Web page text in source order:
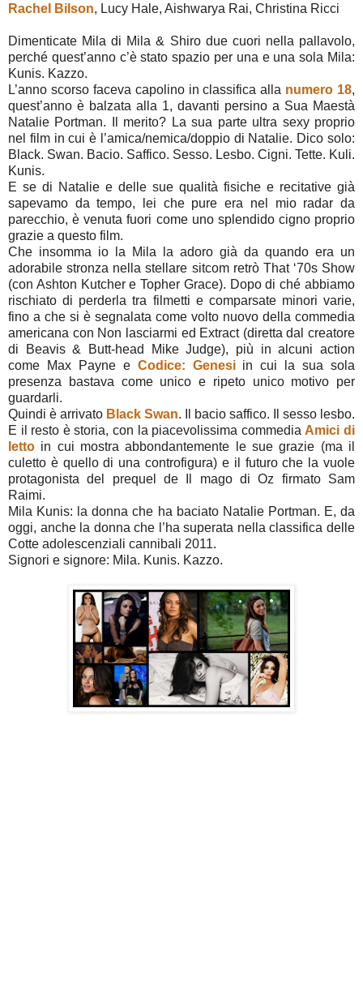
Rachel Bilson, Lucy Hale, Aishwarya Rai, Christina Ricci
Dimenticate Mila di Mila & Shiro due cuori nella pallavolo,
perché quest’anno c’è stato spazio per una e una sola Mila:
Kunis. Kazzo.
L’anno scorso faceva capolino in classifica alla numero 18,
quest’anno è balzata alla 1, davanti persino a Sua Maestà
Natalie Portman. Il merito? La sua parte ultra sexy proprio
nel film in cui è l’amica/nemica/doppio di Natalie. Dico solo:
Black. Swan. Bacio. Saffico. Sesso. Lesbo. Cigni. Tette. Kuli.
Kunis.
E se di Natalie e delle sue qualità fisiche e recitative già
sapevamo da tempo, lei che pure era nel mio radar da
parecchio, è venuta fuori come uno splendido cigno proprio
grazie a questo film.
Che insomma io la Mila la adoro già da quando era un
adorabile stronza nella stellare sitcom retrò That ‘70s Show
(con Ashton Kutcher e Topher Grace). Dopo di ché abbiamo
rischiato di perderla tra filmetti e comparsate minori varie,
fino a che si è segnalata come volto nuovo della commedia
americana con Non lasciarmi ed Extract (diretta dal creatore
di Beavis & Butt-head Mike Judge), più in alcuni action
come Max Payne e Codice: Genesiin cui la sua sola
presenza bastava come unico e ripeto unico motivo per
guardarli.
Quindi è arrivato Black Swan. Il bacio saffico. Il sesso lesbo.
E il resto è storia, con la piacevolissima commediaAmici di
letto in cui mostra abbondantemente le sue grazie (ma il
culetto è quello di una controfigura) e il futuro che la vuole
protagonista del prequel de Il mago di Oz firmato Sam
Raimi.
Mila Kunis: la donna che ha baciato Natalie Portman. E, da
oggi, anche la donna che l’ha superata nella classifica delle
Cotte adolescenziali cannibali 2011.
Signori e signore: Mila. Kunis. Kazzo.